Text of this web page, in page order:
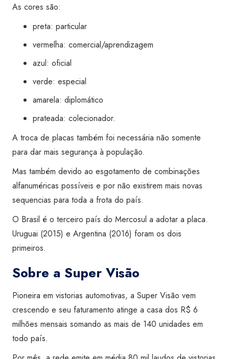
As cores são:
preta: particular
vermelha: comercial/aprendizagem
azul: oficial
verde: especial
amarela: diplomático
prateada: colecionador.
A troca de placas também foi necessária não somente
para dar mais segurança à população.
Mas também devido ao esgotamento de combinações
alfanuméricas possíveis e por não existirem mais novas
sequencias para toda a frota do país.
O Brasil é o terceiro país do Mercosul a adotar a placa.
Uruguai (2015) e Argentina (2016) foram os dois
primeiros.
Sobre a Super Visão
Pioneira em vistorias automotivas, a Super Visão vem
crescendo e seu faturamento atinge a casa dos R$ 6
milhões mensais somando as mais de 140 unidades em
todo país.